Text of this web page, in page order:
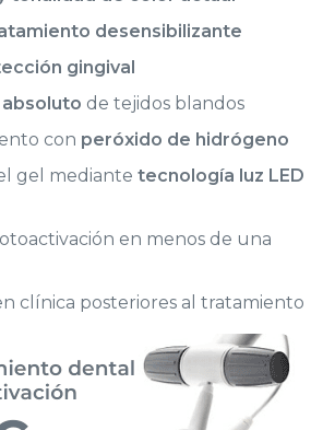
desensibilizante
gingival
de tejidos blandos
con peróxido de hidrógeno
gel mediante tecnología luz LED
en menos de una
clínica posteriores al tratamiento